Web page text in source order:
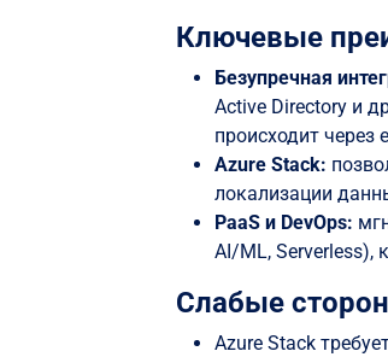
Ключевые
Безупречная
Active Directory и
происходит через
Azure Stack:
локализации
PaaS и DevOps:
AI/ML, Serverless),
Слабые
Azure Stack